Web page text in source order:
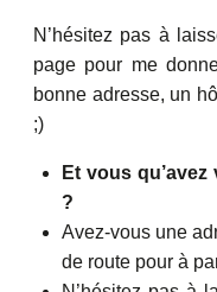
N’hésitez pas à
page pour me
bonne adresse, un
;)
Et vous
?
Avez-vous une
de route pour à